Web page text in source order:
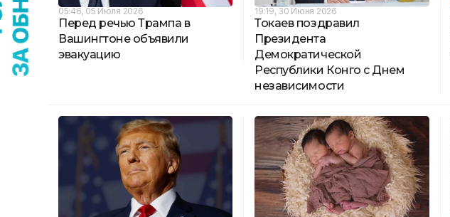
05:46, 05 Июля 2026
Перед речью Трампа в
Вашингтоне объявили
эвакуацию
19:19, 30 Июня 2026
Токаев поздравил
Президента
Демократической
Республики Конго с Днем
независимости